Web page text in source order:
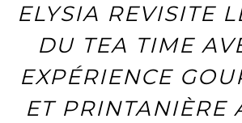
ELYSIA REVISITE
DU TEA TIME
EXPÉRIENCE
ET PRINTANIÈRE